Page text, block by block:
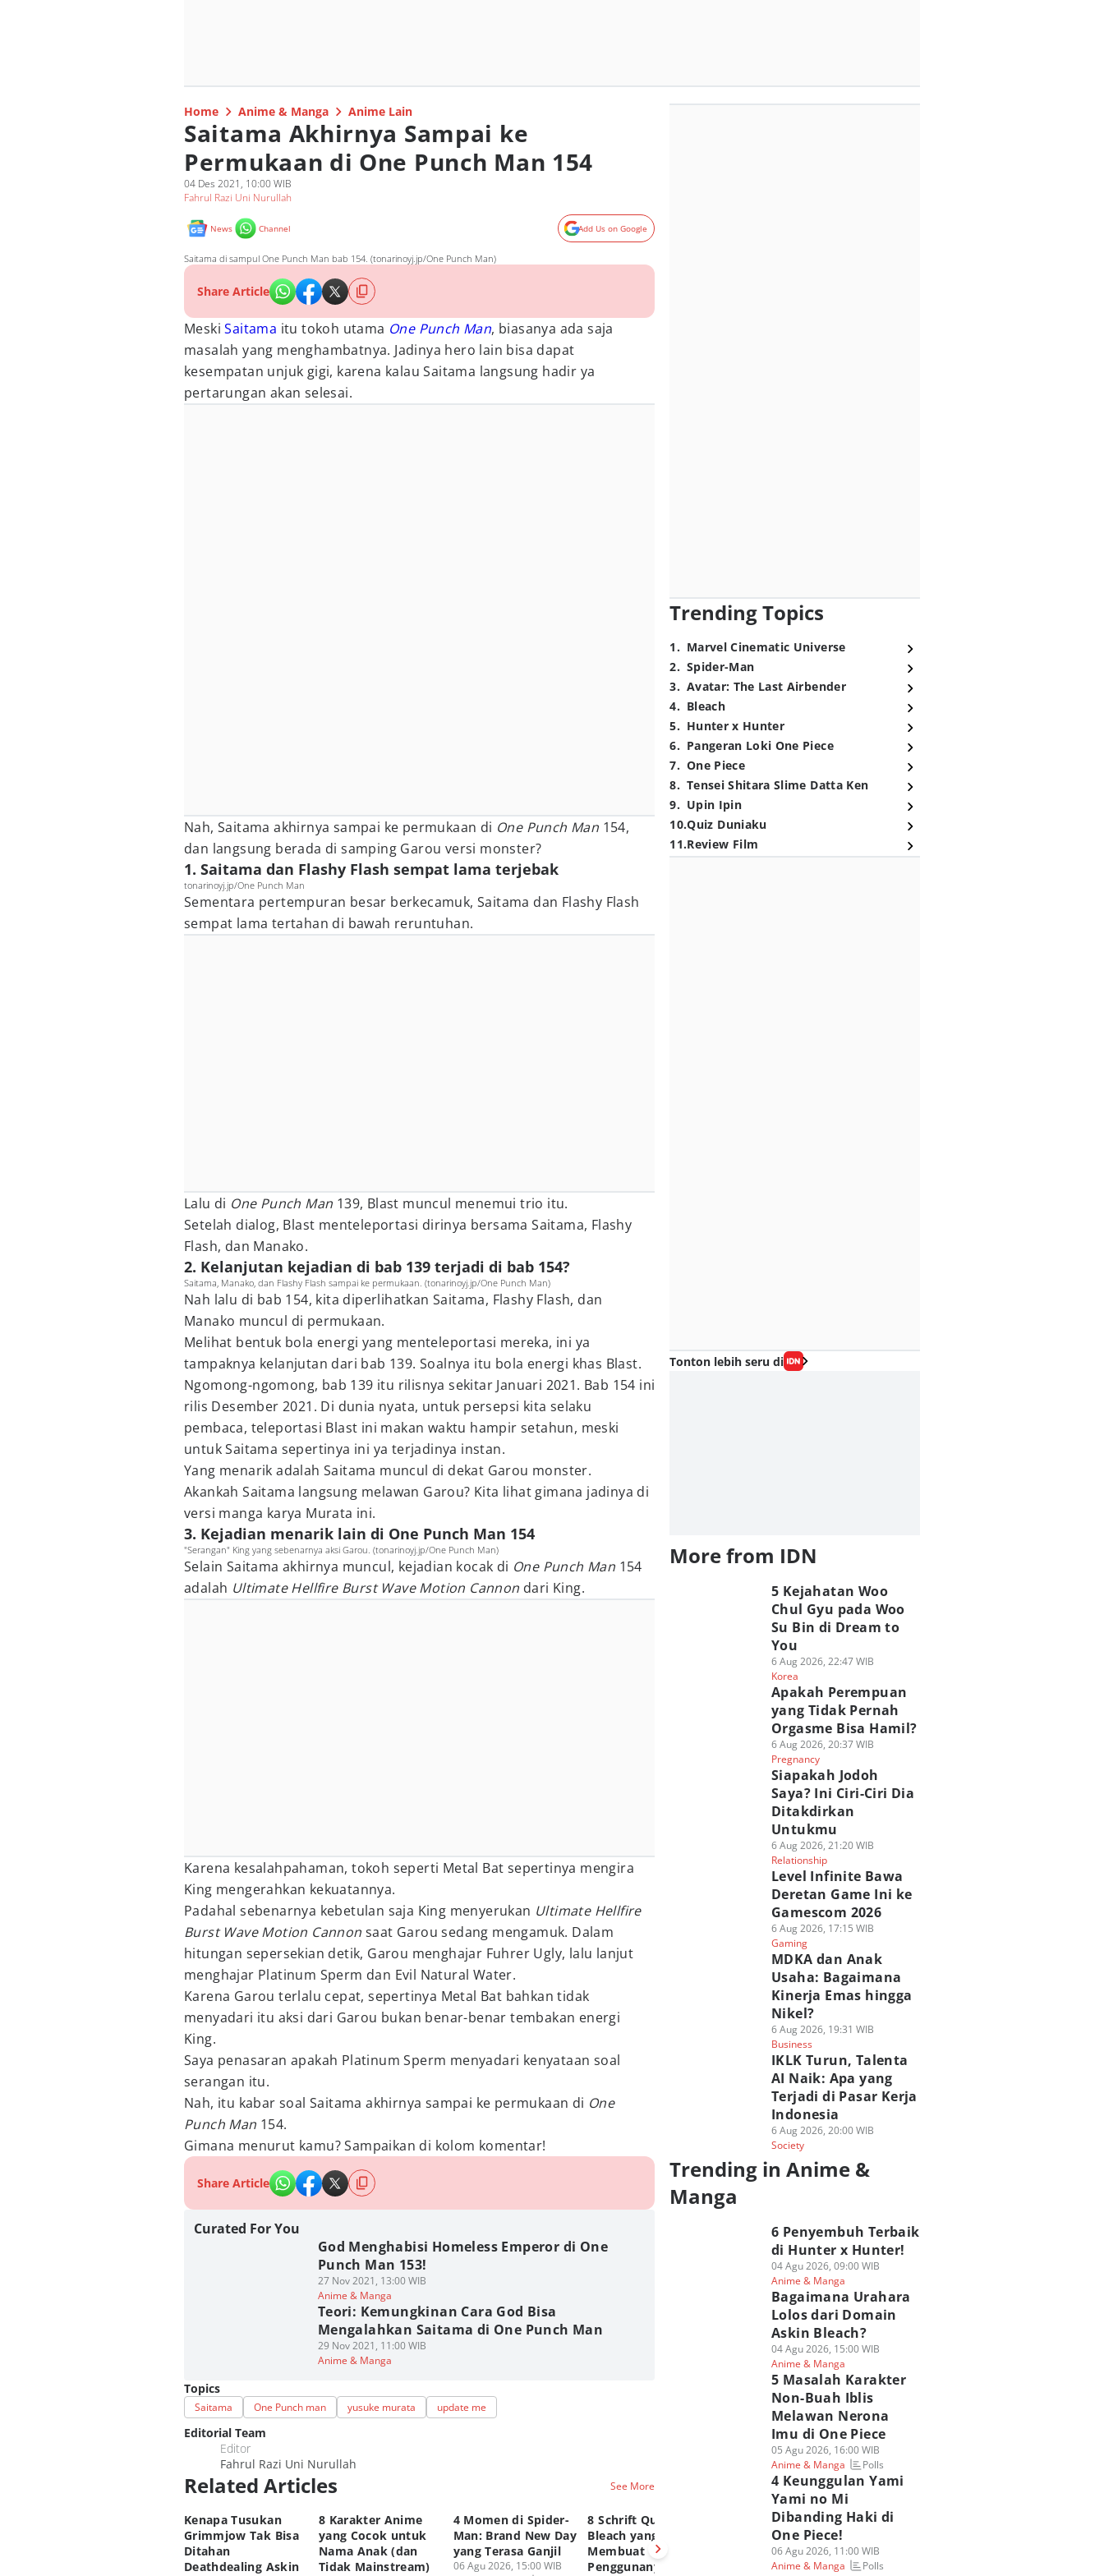
Home Anime & Manga Anime Lain
Saitama Akhirnya Sampai ke
Permukaan di One Punch Man 154
04 Des 2021, 10:00 WIB
Fahrul Razi Uni Nurullah
News Channel Add Us on Google
Saitama di sampul One Punch Man bab 154. (tonarinoyj.jp/One Punch Man)
Share Article
MeskiSaitama itu tokoh utama One Punch Man, biasanya ada saja
masalah yang menghambatnya. Jadinya hero lain bisa dapat
kesempatan unjuk gigi, karena kalau Saitama langsung hadir ya
pertarungan akan selesai.
Nah, Saitama akhirnya sampai ke permukaan di One Punch Man 154,
dan langsung berada di samping Garou versi monster?
1. Saitama dan Flashy Flash sempat lama terjebak
tonarinoyj.jp/One Punch Man
Sementara pertempuran besar berkecamuk, Saitama dan Flashy Flash
sempat lama tertahan di bawah reruntuhan.
Lalu di One Punch Man 139, Blast muncul menemui trio itu.
Setelah dialog, Blast menteleportasi dirinya bersama Saitama, Flashy
Flash, dan Manako.
2. Kelanjutan kejadian di bab 139 terjadi di bab 154?
Saitama, Manako, dan Flashy Flash sampai ke permukaan. (tonarinoyj.jp/One Punch Man)
Nah lalu di bab 154, kita diperlihatkan Saitama, Flashy Flash, dan
Manako muncul di permukaan.
Melihat bentuk bola energi yang menteleportasi mereka, ini ya
tampaknya kelanjutan dari bab 139. Soalnya itu bola energi khas Blast.
Ngomong-ngomong, bab 139 itu rilisnya sekitar Januari 2021. Bab 154 ini
rilis Desember 2021. Di dunia nyata, untuk persepsi kita selaku
pembaca, teleportasi Blast ini makan waktu hampir setahun, meski
untuk Saitama sepertinya ini ya terjadinya instan.
Yang menarik adalah Saitama muncul di dekat Garou monster.
Akankah Saitama langsung melawan Garou? Kita lihat gimana jadinya di
versi manga karya Murata ini.
3. Kejadian menarik lain di One Punch Man 154
"Serangan" King yang sebenarnya aksi Garou. (tonarinoyj.jp/One Punch Man)
Selain Saitama akhirnya muncul, kejadian kocak di One Punch Man 154
adalah Ultimate Hellfire Burst Wave Motion Cannon dari King.
Karena kesalahpahaman, tokoh seperti Metal Bat sepertinya mengira
King mengerahkan kekuatannya.
Padahal sebenarnya kebetulan saja King menyerukan Ultimate Hellfire
Burst Wave Motion Cannon saat Garou sedang mengamuk. Dalam
hitungan sepersekian detik, Garou menghajar Fuhrer Ugly, lalu lanjut
menghajar Platinum Sperm dan Evil Natural Water.
Karena Garou terlalu cepat, sepertinya Metal Bat bahkan tidak
menyadari itu aksi dari Garou bukan benar-benar tembakan energi
King.
Saya penasaran apakah Platinum Sperm menyadari kenyataan soal
serangan itu.
Nah, itu kabar soal Saitama akhirnya sampai ke permukaan di One
Punch Man 154.
Gimana menurut kamu? Sampaikan di kolom komentar!
Share Article
Curated For You
God Menghabisi Homeless Emperor di One
Punch Man 153!
27 Nov 2021, 13:00 WIB
Anime & Manga
Teori: Kemungkinan Cara God Bisa
Mengalahkan Saitama di One Punch Man
29 Nov 2021, 11:00 WIB
Anime & Manga
Topics
Saitama One Punch man yusuke murata update me
Editorial Team
Editor
Fahrul Razi Uni Nurullah
Related Articles See More
Kenapa Tusukan
Grimmjow Tak Bisa
Ditahan
Deathdealing Askin
8 Karakter Anime
yang Cocok untuk
Nama Anak (dan
Tidak Mainstream)
4 Momen di Spider-
Man: Brand New Day
yang Terasa Ganjil
06 Agu 2026, 15:00 WIB
8 Schrift Quincy
Bleach yang
Membuat
Penggunanya Susah
4 Keunggulan Yami
Yami no Mi
Dibanding Haki di
One Piece!
Karakter Terkuat
dari Setiap Kategori
Nen
Trending Topics
1. Marvel Cinematic Universe
2. Spider-Man
3. Avatar: The Last Airbender
4. Bleach
5. Hunter x Hunter
6. Pangeran Loki One Piece
7. One Piece
8. Tensei Shitara Slime Datta Ken
9. Upin Ipin
10.Quiz Duniaku
11.Review Film
Tonton lebih seru di
More from IDN
5 Kejahatan Woo
Chul Gyu pada Woo
Su Bin di Dream to
You
6 Aug 2026, 22:47 WIB
Korea
Apakah Perempuan
yang Tidak Pernah
Orgasme Bisa Hamil?
6 Aug 2026, 20:37 WIB
Pregnancy
Siapakah Jodoh
Saya? Ini Ciri-Ciri Dia
Ditakdirkan
Untukmu
6 Aug 2026, 21:20 WIB
Relationship
Level Infinite Bawa
Deretan Game Ini ke
Gamescom 2026
6 Aug 2026, 17:15 WIB
Gaming
MDKA dan Anak
Usaha: Bagaimana
Kinerja Emas hingga
Nikel?
6 Aug 2026, 19:31 WIB
Business
IKLK Turun, Talenta
AI Naik: Apa yang
Terjadi di Pasar Kerja
Indonesia
6 Aug 2026, 20:00 WIB
Society
Trending in Anime &
Manga
6 Penyembuh Terbaik
di Hunter x Hunter!
04 Agu 2026, 09:00 WIB
Anime & Manga
Bagaimana Urahara
Lolos dari Domain
Askin Bleach?
04 Agu 2026, 15:00 WIB
Anime & Manga
5 Masalah Karakter
Non-Buah Iblis
Melawan Nerona
Imu di One Piece
05 Agu 2026, 16:00 WIB
Anime & Manga
Polls
4 Keunggulan Yami
Yami no Mi
Dibanding Haki di
One Piece!
06 Agu 2026, 11:00 WIB
Anime & Manga
Polls